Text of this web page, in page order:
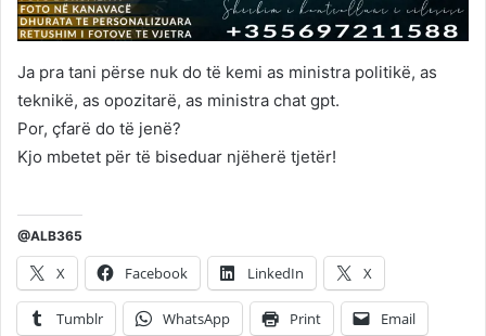
Ja pra tani përse nuk do të kemi as ministra politikë, as
teknikë, as opozitarë, as ministra chat gpt.
Por, çfarë do të jenë?
Kjo mbetet për të biseduar njëherë tjetër!
@ALB365
X Facebook LinkedIn X
Tumblr WhatsApp Print Email